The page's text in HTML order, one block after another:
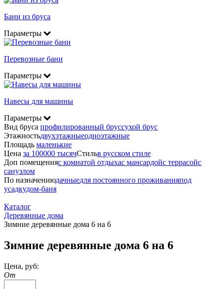
Бани из бруса
Параметры
Перевозные бани
Параметры
Навесы для машины
Параметры
Вид бруса профилированный бруссухой брус
Этажностьдвухэтажныеодноэтажные
Площадь маленькие
Цена за 100000 тысячСтильв русском стиле
Доп помещенияс комнатой отдыхас мансардойс террасойс
санузлом
По назначениюдачныедля постоянного проживанияпод
усадкудом-баня
Каталог
Деревянные дома
Зимние деревянные дома 6 на 6
Зимние деревянные дома 6 на 6
Цена, руб:
От